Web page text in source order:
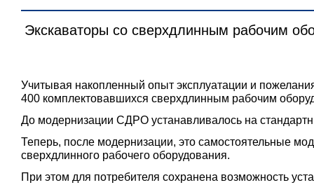
Экскаваторы со сверхдлинным рабочим
Учитывая накопленный опыт эксплуатации и
400 комплектовавшихся сверхдлинным рабочим
До модернизации СДРО устанавливалось на
Теперь, после модернизации, это самостоятельные
сверхдлинного рабочего оборудования.
При этом для потребителя сохранена возможность